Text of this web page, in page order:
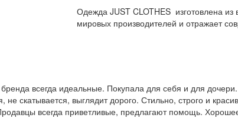
Одежда JUST CLOTHES изготовлена
мировых производителей и отражает
всегда идеальные. Покупала для себя и для
не скатывается, выглядит дорого. Стильно, строго и
всегда приветливые, предлагают помощь.